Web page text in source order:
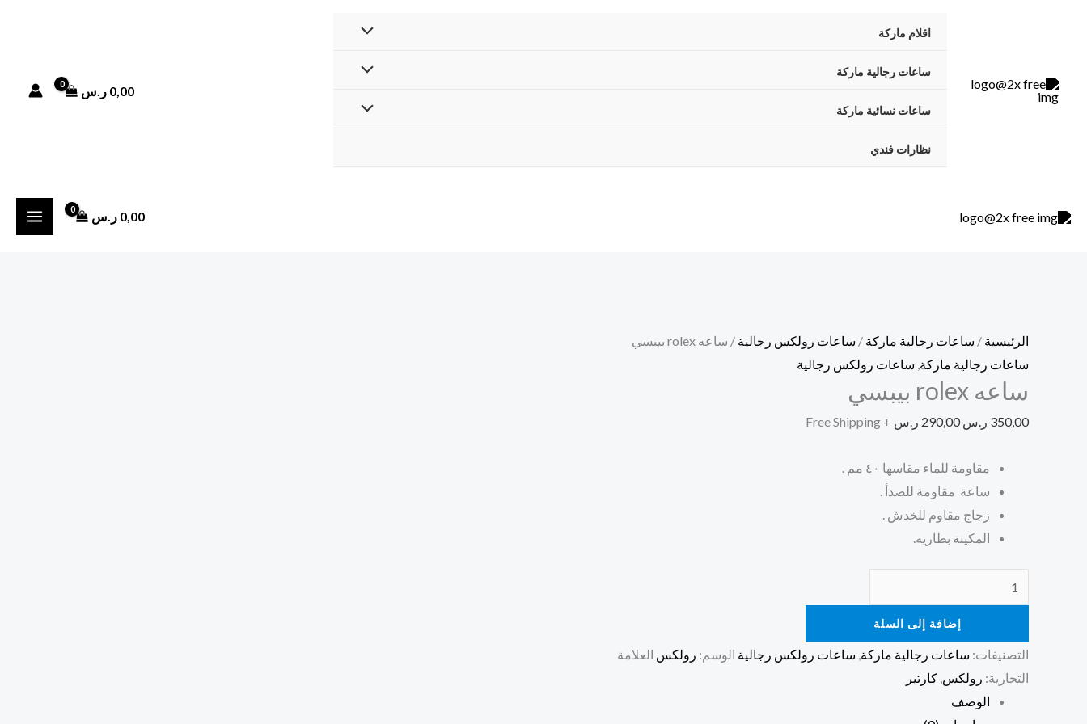
اقلام ماركة
ساعات رجالية ماركة
ساعات نسائية ماركة
نظارات فندي
0,00 ر.س
0,00 ر.س
الرئيسية / ساعات رجالية ماركة / ساعات رولكس رجالية / ساعه rolex بيبسي
ساعات رجالية ماركة, ساعات رولكس رجالية
ساعه rolex بيبسي
350,00ر.س
الأصلي
350,00 ر.س.
290,00 ر.س
الحالي
290,00 ر.س.
+ Free Shipping
مقاومة للماء مقاسها ٤٠ مم .
ساعة مقاومة للصدأ .
زجاج مقاوم للخدش .
المكينة بطاريه.
بيبسي
إضافة إلى السلة
التصنيفات: ساعات رجالية ماركة, ساعات رولكس رجالية الوسم: رولكس العلامة
التجارية: رولكس, كارتير
الوصف